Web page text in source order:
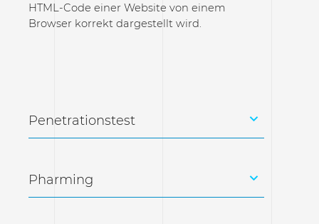
HTML-Code einer Website von einem
Browser korrekt dargestellt wird.
Penetrationstest
Pharming